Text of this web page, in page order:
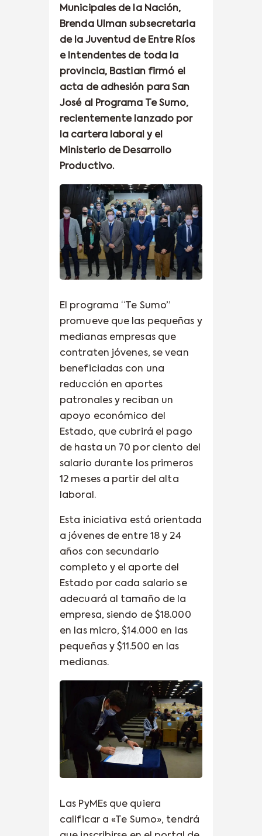
Municipales de la Nación,
Brenda Ulman subsecretaria
de la Juventud de Entre Ríos
e Intendentes de toda la
provincia, Bastian firmó el
acta de adhesión para San
José al Programa Te Sumo,
recientemente lanzado por
la cartera laboral y el
Ministerio de Desarrollo
Productivo.
El programa “Te Sumo”
promueve que las pequeñas y
medianas empresas que
contraten jóvenes, se vean
beneficiadas con una
reducción en aportes
patronales y reciban un
apoyo económico del
Estado, que cubrirá el pago
de hasta un 70 por ciento del
salario durante los primeros
12 meses a partir del alta
laboral.
Esta iniciativa está orientada
a jóvenes de entre 18 y 24
años con secundario
completo y el aporte del
Estado por cada salario se
adecuará al tamaño de la
empresa, siendo de $18.000
en las micro, $14.000 en las
pequeñas y $11.500 en las
medianas.
Las PyMEs que quiera
calificar a «Te Sumo», tendrá